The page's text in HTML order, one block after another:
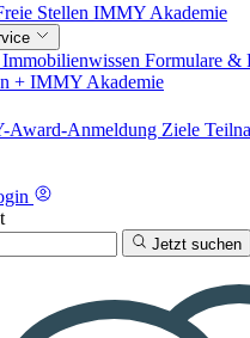
Stellen IMMY Akademie
Immobilienwissen Formulare &
+ IMMY Akademie
Award-Anmeldung Ziele
Jetzt suchen